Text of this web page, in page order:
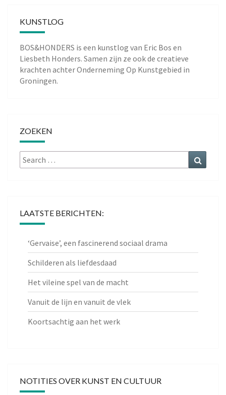
KUNSTLOG
BOS&HONDERS is een kunstlog van Eric Bos en
Liesbeth Honders. Samen zijn ze ook de creatieve
krachten achterOnderneming Op Kunstgebied in
Groningen.
ZOEKEN
Search
for:
LAATSTE BERICHTEN:
‘Gervaise’, een fascinerend sociaal drama
Schilderen als liefdesdaad
Het vileine spel van de macht
Vanuit de lijn en vanuit de vlek
Koortsachtig aan het werk
NOTITIES OVER KUNST EN CULTUUR